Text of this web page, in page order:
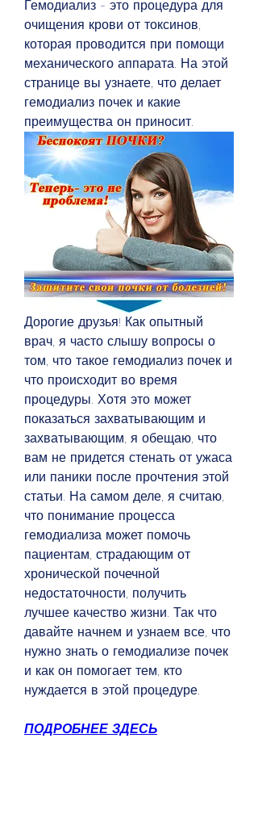
Гемодиализ - это процедура для
очищения крови от токсинов,
которая проводится при помощи
механического аппарата. На этой
странице вы узнаете, что делает
гемодиализ почек и какие
преимущества он приносит.
Дорогие друзья! Как опытный
врач, я часто слышу вопросы о
том, что такое гемодиализ почек и
что происходит во время
процедуры. Хотя это может
показаться захватывающим и
захватывающим, я обещаю, что
вам не придется стенать от ужаса
или паники после прочтения этой
статьи. На самом деле, я считаю,
что понимание процесса
гемодиализа может помочь
пациентам, страдающим от
хронической почечной
недостаточности, получить
лучшее качество жизни. Так что
давайте начнем и узнаем все, что
нужно знать о гемодиализе почек
и как он помогает тем, кто
нуждается в этой процедуре.
ПОДРОБНЕЕ ЗДЕСЬ